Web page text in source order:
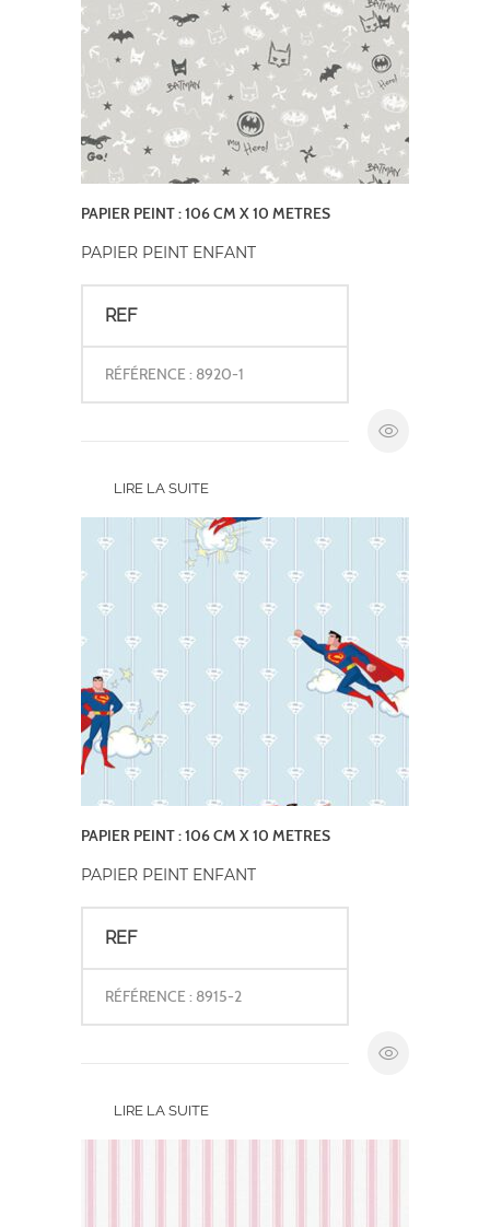
PAPIER PEINT : 106 CM X 10 METRES
PAPIER PEINT ENFANT
REF
RÉFÉRENCE : 8920-1
LIRE LA SUITE
PAPIER PEINT : 106 CM X 10 METRES
PAPIER PEINT ENFANT
REF
RÉFÉRENCE : 8915-2
LIRE LA SUITE